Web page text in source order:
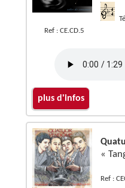
Ref : CE.CD.5
plus d'infos
«
Ref :